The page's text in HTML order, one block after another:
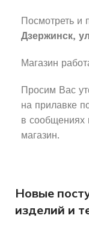
Посмотреть и
Дзержинск,
Магазин
Просим Вас
на прилавке
в сообщениях
магазин.
Новые
изделий и